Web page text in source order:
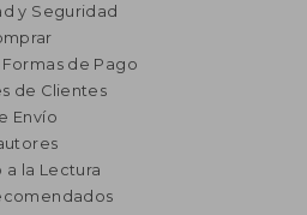
y Seguridad
Formas de Pago
de Clientes
Envío
a la Lectura